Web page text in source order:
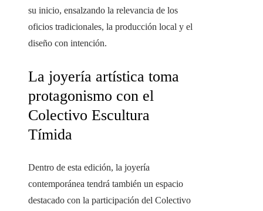
su inicio, ensalzando la relevancia de los
oficios tradicionales, la producción local y el
diseño con intención.
La joyería artística toma
protagonismo con el
Colectivo Escultura
Tímida
Dentro de esta edición, la joyería
contemporánea tendrá también un espacio
destacado con la participación del Colectivo